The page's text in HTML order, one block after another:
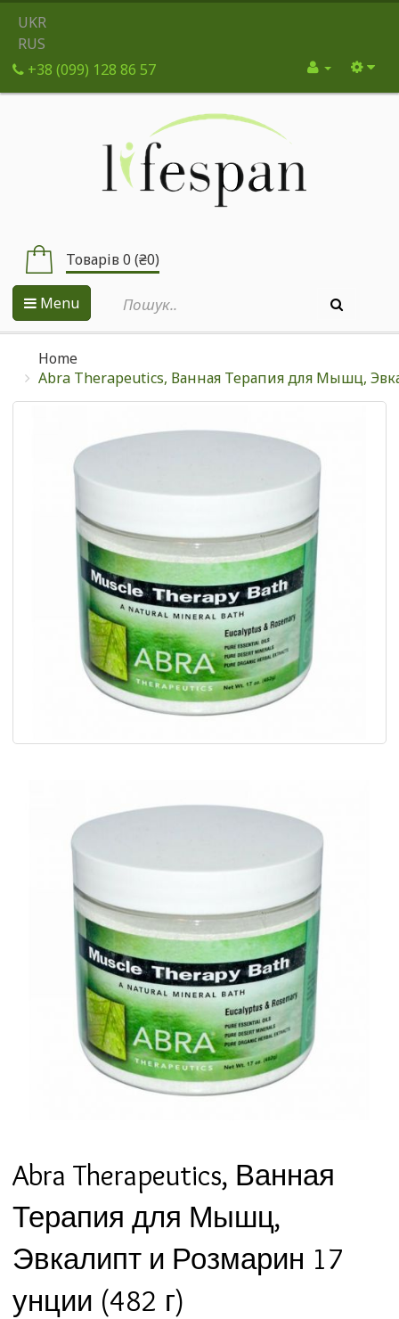
UKR
RUS
+38 (099) 128 86 57
Товарів 0 (₴0)
Menu
Home
Abra Therapeutics, Ванная Терапия для Мышц,
Abra Therapeutics, Ванная
Терапия для Мышц,
Эвкалипт и Розмарин 17
унции (482 г)